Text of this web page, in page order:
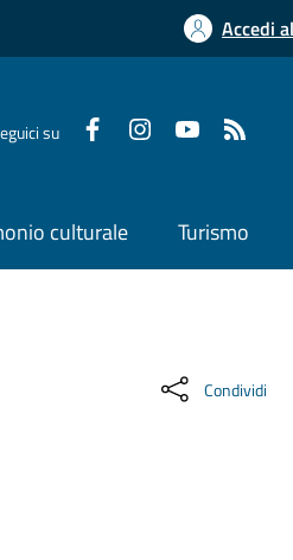
Accedi
su
culturale Turismo
Condividi